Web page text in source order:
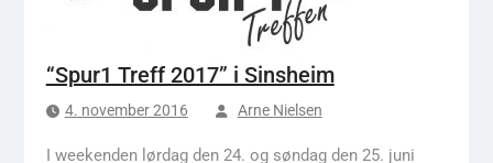
“Spur1 Treff 2017” i Sinsheim
4. november 2016 Arne Nielsen
I weekenden lørdag den 24. og søndag den 25. juni